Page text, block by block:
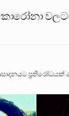
ප්‍රතිරෝධයක්